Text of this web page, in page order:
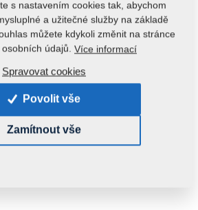
s nastavením cookies tak, abychom
a užitečné služby na základě
můžete kdykoli změnit na stránce
údajů. Více informací
Spravovat cookies
Povolit vše
Zamítnout vše